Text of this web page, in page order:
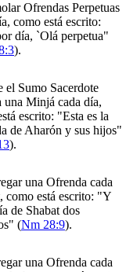
Ofrendas Perpetuas
como está escrito:
día, `Olá perpetua"
).
el Sumo Sacerdote
una Minjá cada día,
escrito: "Esta es la
de Aharón y sus hijos"
).
una Ofrenda cada
como está escrito: "Y
de Shabat dos
(Nm 28:9).
una Ofrenda cada